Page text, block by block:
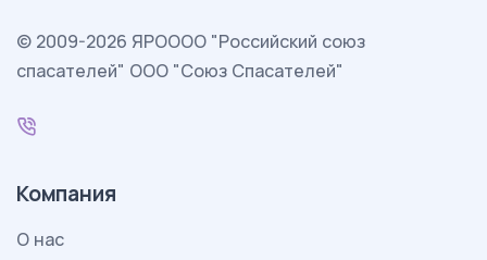
© 2009-2026 ЯРОООО "Российский союз
спасателей" ООО "Союз Спасателей"
Компания
О нас